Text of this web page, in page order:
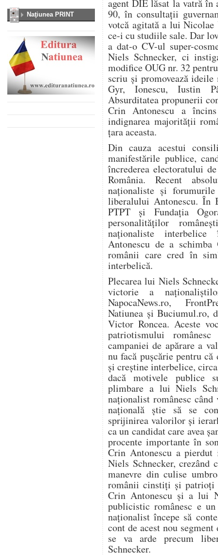
Naţiunea PRINT
agent DIE lăsat la vatră
90, în consultaţii
votcă agitată a lui
ce-i cu studiile sale. Dar
a dat-o CV-ul super-
Niels Schnecker, ci
modifice OUG nr. 32
scriu şi promovează
Gyr, Ionescu, Iustin
Absurditatea propunerii
Crin Antonescu a
indignarea majorităţii
ţara aceasta.
Din cauza acestui
manifestările publice,
încrederea electoratului
România. Recent
naționaliste și
liberalului Antonescu. În
PTPT și Fundația
personalităților
naționaliste
Antonescu de a
românii care cred în
interbelică.
Plecarea lui Niels
victorie a
NapocaNews.ro,
Natiunea și Buciumul.ro,
Victor Roncea. Aceste
patriotismului
campaniei de apărare a
nu facă puşcărie pentru
şi creştine interbelice,
dacă motivele publice
plimbare a lui Niels
naţionalist românesc
naţională ştie să se
sprijinirea valorilor şi
ca un candidat care avea
procente importante în
Crin Antonescu a
Niels Schnecker, crezând
manevre din culise
românii cinstiţi şi patrioţi
Crin Antonescu şi a lui
publicistic românesc e
naţionalist începe să
cont de acest nou
se va arde precum
Schnecker.